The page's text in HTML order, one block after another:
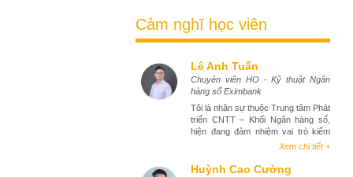
Cảm nghĩ học viên
Lê Anh Tuấn
Chuyên viên HO - Kỹ thuật Ngân
hàng số Eximbank
Tôi là nhân sự thuộc Trung tâm Phát
triển CNTT – Khối Ngân hàng số,
hiện đang đảm nhiệm vai trò kiểm
thử phần mềm (tester). Việc tham
mang lại cho tôi góc nhìn toàn diện
Xem chi tiết +
Huỳnh Cao Cường